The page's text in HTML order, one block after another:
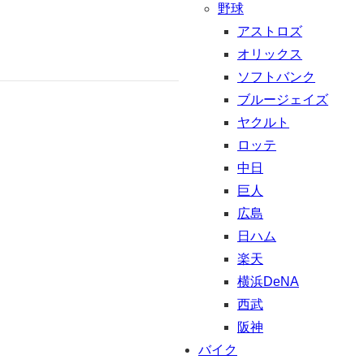
野球
アストロズ
オリックス
ソフトバンク
ブルージェイズ
ヤクルト
ロッテ
中日
巨人
広島
日ハム
楽天
横浜DeNA
西武
阪神
バイク